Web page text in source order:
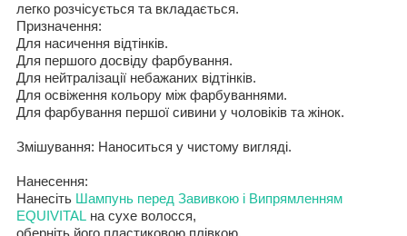
легко розчісується та вкладається.
Призначення:
Для насичення відтінків.
Для першого досвіду фарбування.
Для нейтралізації небажаних відтінків.
Для освіження кольору між фарбуваннями.
Для фарбування першої сивини у чоловіків та жінок.
Змішування: Наноситься у чистому вигляді.
Нанесення:
Нанесіть Шампунь перед Завивкою і Випрямленням
EQUIVITAL на сухе волосся,
оберніть його пластиковою плівкою.